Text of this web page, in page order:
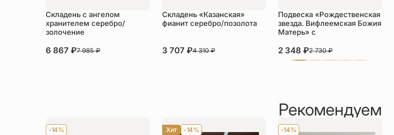
Складень с ангелом
хранителем серебро/
золочение
6 867₽7 985₽
Складень «Казанская»
фианит серебро/позолота
3 707 ₽4 310₽
Подвеска «Рождественская
звезда. Вифлеемская Божия
Матерь» с
2 348₽2 730₽
Рекомендуем
-14% Хит -14% -14%